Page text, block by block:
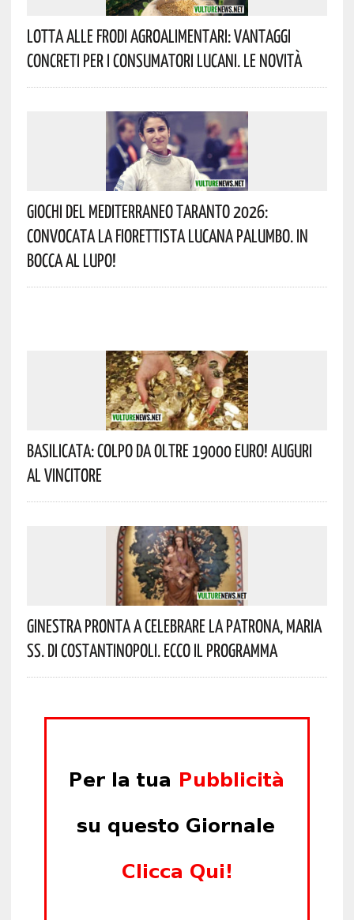
Lotta Alle Frodi Agroalimentari: Vantaggi
Concreti Per I Consumatori Lucani. Le Novità
Giochi Del Mediterraneo Taranto 2026:
Convocata La Fiorettista Lucana Palumbo. In
Bocca Al Lupo!
Basilicata: Colpo Da Oltre 19000 Euro! Auguri
Al Vincitore
Ginestra Pronta A Celebrare La Patrona, Maria
SS. Di Costantinopoli. Ecco Il Programma